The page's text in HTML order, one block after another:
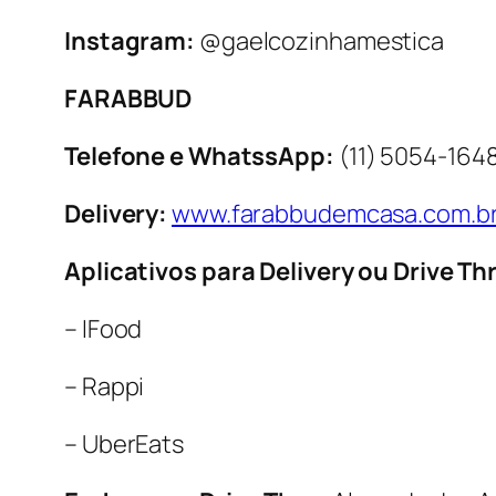
Instagram: @gaelcozinhamestica
FARABBUD
Telefone e WhatssApp: (11) 5054-
Delivery:
Aplicativos para Delivery ou Drive
– IFood
– Rappi
– UberEats